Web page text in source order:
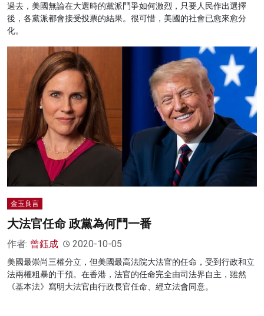
過去，美國無論在大選時的黨派鬥爭如何激烈，只要人民作出選擇
後，各黨派都會接受投票的結果。很可惜，美國的社會已愈來愈分
化。
金玉良言
大法官任命 政黨為何鬥一番
作者: 曾鈺成 2020-10-05
美國最崇尚三權分立，但美國最高法院大法官的任命，受到行政和立
法兩權粗暴的干預。在香港，法官的任命完全由司法界自主，雖然
《基本法》寫明大法官由行政長官任命、經立法會同意。